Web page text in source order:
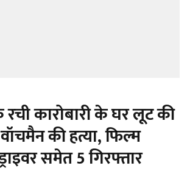
कारोबारी के घर लूट की
की हत्या, फिल्म
समेत 5 गिरफ्तार